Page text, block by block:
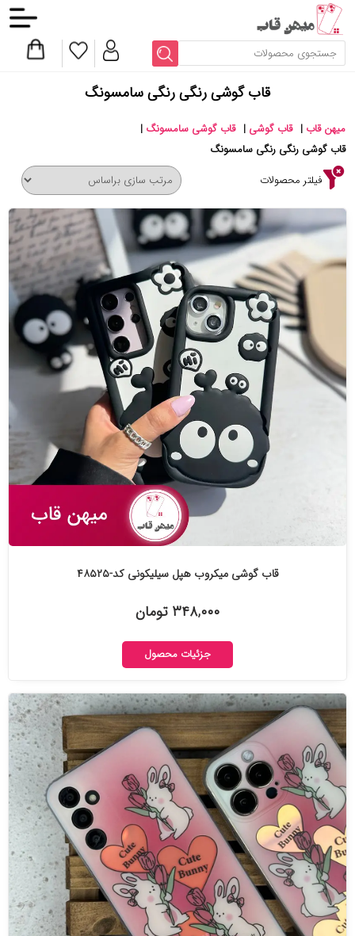
قاب گوشی رنگی رنگی سامسونگ
میهن قاب | قاب گوشی | قاب گوشی سامسونگ |
قاب گوشی رنگی رنگی سامسونگ
فیلتر محصولات
قاب گوشی میکروب هپل سیلیکونی کد-۴۸۵۲۵
۳۴۸,۰۰۰ تومان
جزئیات محصول